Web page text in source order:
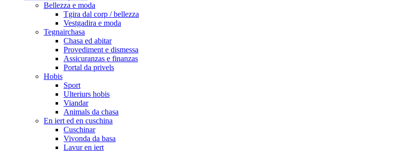
Bellezza e moda
Tgira dal corp / bellezza
Vestgadira e moda
Tegnairchasa
Chasa ed abitar
Provediment e dismessa
Assicuranzas e finanzas
Portal da privels
Hobis
Sport
Ulteriurs hobis
Viandar
Animals da chasa
En iert ed en cuschina
Cuschinar
Vivonda da basa
Lavur en iert